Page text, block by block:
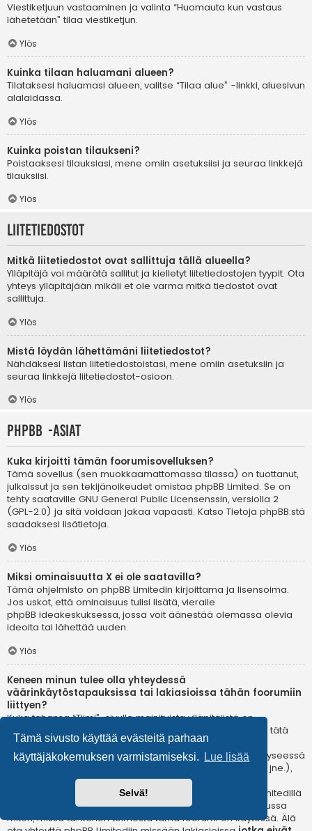
Tämä sivusto käyttää evästeitä parhaan
käyttäjäkokemuksen varmistamiseksi.
Lue lisää
Selvä!
Viestiketjuun vastaaminen ja valinta “Huomauta kun vastaus
lähetetään” tilaa viestiketjun.
Ylös
Kuinka tilaan haluamani alueen?
Tilataksesi haluamasi alueen, valitse “Tilaa alue” -linkki, aluesivun
alalaidassa.
Ylös
Kuinka poistan tilaukseni?
Poistaaksesi tilauksiasi, mene omiin asetuksiisi ja seuraa linkkejä
tilauksiisi.
Ylös
Liitetiedostot
Mitkä liitetiedostot ovat sallittuja tällä alueella?
Ylläpitäjä voi määrätä sallitut ja kielletyt liitetiedostojen tyypit. Ota
yhteys ylläpitäjään mikäli et ole varma mitkä tiedostot ovat
sallittuja..
Ylös
Mistä löydän lähettämäni liitetiedostot?
Nähdäksesi listan liitetiedostoistasi, mene omiin asetuksiin ja
seuraa linkkejä liitetiedostot-osioon.
Ylös
phpBB -asiat
Kuka kirjoitti tämän foorumisovelluksen?
Tämä sovellus (sen muokkaamattomassa tilassa) on tuottanut,
julkaissut ja sen tekijänoikeudet omistaa phpBB Limited. Se on
tehty saataville GNU General Public Licensenssin, versiolla 2
(GPL-2.0) ja sitä voidaan jakaa vapaasti. Katso Tietoja phpBB:stä
saadaksesi lisätietoja.
Ylös
Miksi ominaisuutta X ei ole saatavilla?
Tämä ohjelmisto on phpBB Limitedin kirjoittama ja lisensoima.
Jos uskot, että ominaisuus tulisi lisätä, vieraile
phpBB ideakeskuksessa, jossa voit äänestää olemassa olevia
ideoita tai lähettää uuden.
Ylös
Keneen minun tulee olla yhteydessä
väärinkäytöstapauksissa tai lakiasioissa tähän foorumiin
liittyen?
Kuka tahansa “Tiimi”-sivulla mainituista ylläpitäjistä on
todennäköisesti sopiva yhteyshenkilö valituksillesi. Jos et tätä
kautta saa vastausta, sinun kannattaa ottaa yhteyttä
verkkotunnuksen omistajaan (teewhois-kysely ) tai jos kyseessä
on ilmaispalvelussa oleva (esim. Yahoo!, free.fr, f2s.com, jne.),
ota yhteyttä ylläpitoon tai väärinkäytöksistä vastaavaan
osastoon kyseisessä palvelussa. Huomaa, että phpBB Limitedillä
ei ole lainkaan toimivaltaaja sitä ei voida pitää vastuussa
miten, missä tai kenen toimesta tämä foorumi on käytössä. Älä